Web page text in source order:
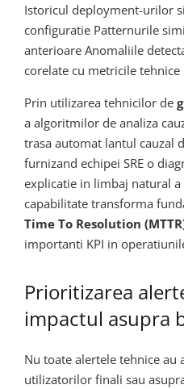
Istoricul deployment-urilor
configuratie Patternurile
anterioare Anomaliile
corelate cu metricile tehnice
Prin utilizarea tehnicilor de
a algoritmilor de analiza
trasa automat lantul cauzal
furnizand echipei SRE o
explicatie in limbaj natural a
capabilitate transforma
Time To Resolution
importanti KPI in
Prioritizarea
impactul asupra
Nu toate alertele tehnice au
utilizatorilor finali sau